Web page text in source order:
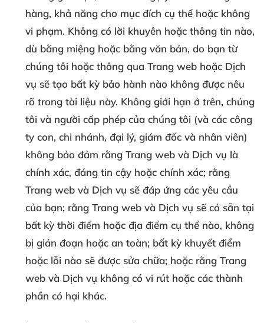
hàng, khả năng cho mục đích cụ thể hoặc không
vi phạm. Không có lời khuyên hoặc thông tin nào,
dù bằng miệng hoặc bằng văn bản, do bạn từ
chúng tôi hoặc thông qua Trang web hoặc Dịch
vụ sẽ tạo bất kỳ bảo hành nào không được nêu
rõ trong tài liệu này. Không giới hạn ở trên, chúng
tôi và người cấp phép của chúng tôi (và các công
ty con, chi nhánh, đại lý, giám đốc và nhân viên)
không bảo đảm rằng Trang web và Dịch vụ là
chính xác, đáng tin cậy hoặc chính xác; rằng
Trang web và Dịch vụ sẽ đáp ứng các yêu cầu
của bạn; rằng Trang web và Dịch vụ sẽ có sẵn tại
bất kỳ thời điểm hoặc địa điểm cụ thể nào, không
bị gián đoạn hoặc an toàn; bất kỳ khuyết điểm
hoặc lỗi nào sẽ được sửa chữa; hoặc rằng Trang
web và Dịch vụ không có vi rút hoặc các thành
phần có hại khác.